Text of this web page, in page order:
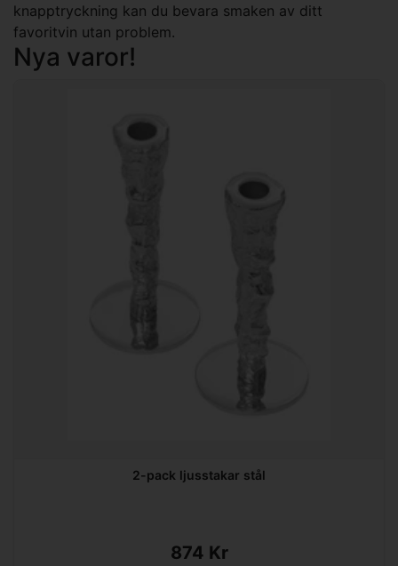
knapptryckning kan du bevara smaken av ditt
favoritvin utan problem.
Nya varor!
2-pack ljusstakar stål
874 Kr